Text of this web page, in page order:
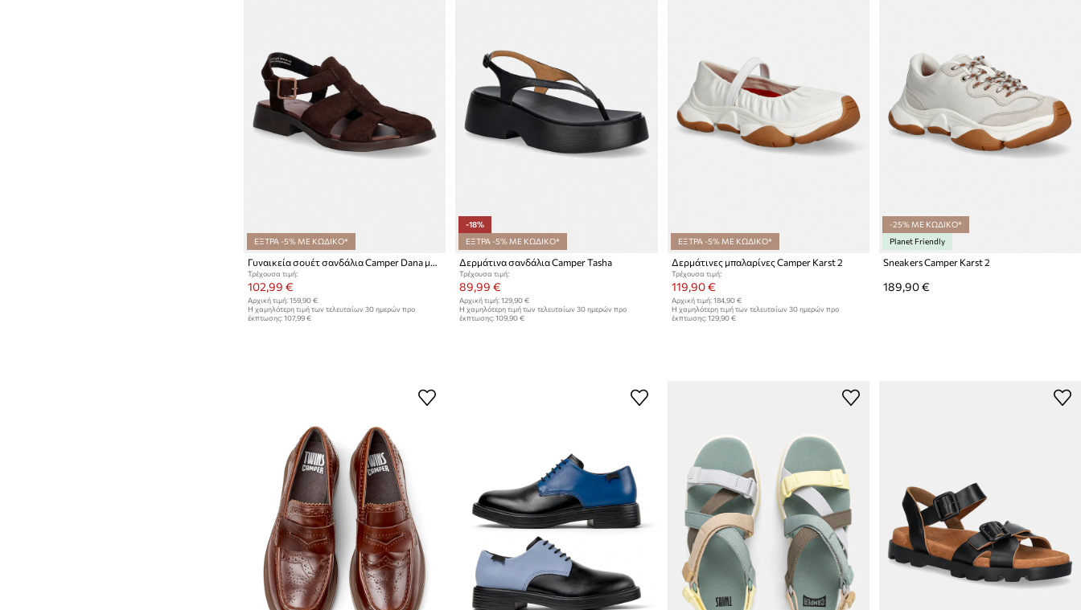
ΕΞΤΡΑ -5% ΜΕ ΚΩΔΙΚΟ*
Γυναικεία σουέτ σανδάλια Camper Dana με ανοιχτή φτέρνα
Τρέχουσα τιμή:
102,99 €
Αρχική τιμή: 159,90 €
Η χαμηλότερη τιμή των τελευταίων 30 ημερών προ
έκπτωσης: 107,99 €
-18%
ΕΞΤΡΑ -5% ΜΕ ΚΩΔΙΚΟ*
Δερμάτινα σανδάλια Camper Tasha
Τρέχουσα τιμή:
89,99 €
Αρχική τιμή: 129,90 €
Η χαμηλότερη τιμή των τελευταίων 30 ημερών προ
έκπτωσης: 109,90 €
ΕΞΤΡΑ -5% ΜΕ ΚΩΔΙΚΟ*
Δερμάτινες μπαλαρίνες Camper Karst 2
Τρέχουσα τιμή:
119,90 €
Αρχική τιμή: 184,90 €
Η χαμηλότερη τιμή των τελευταίων 30 ημερών προ
έκπτωσης: 129,90 €
-25% ΜΕ ΚΩΔΙΚΟ*
Planet Friendly
Sneakers Camper Karst 2
189,90 €